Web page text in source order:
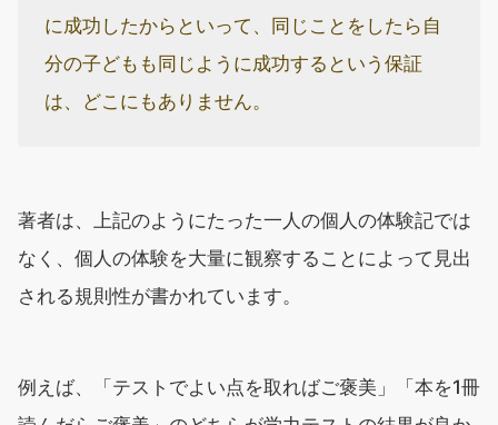
に成功したからといって、同じことをしたら自
分の子どもも同じように成功するという保証
は、どこにもありません。
著者は、上記のようにたった一人の個人の体験記では
なく、個人の体験を大量に観察することによって見出
される規則性が書かれています。
例えば、「テストでよい点を取ればご褒美」「本を1冊